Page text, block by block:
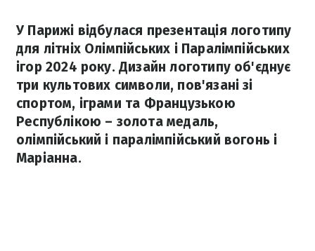
У Парижі відбулася презентація логотипу
для літніх Олімпійських і Паралімпійських
ігор 2024 року. Дизайн логотипу об'єднує
три культових символи, пов'язані зі
спортом, іграми та Французькою
Республікою – золота медаль,
олімпійський і паралімпійський вогонь і
Маріанна.